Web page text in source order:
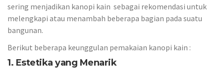
sering menjadikan kanopi kain sebagai rekomendasi untuk
melengkapi atau menambah beberapa bagian pada suatu
bangunan.
Berikut beberapa keunggulan pemakaian kanopi kain :
1. Estetika yang Menarik